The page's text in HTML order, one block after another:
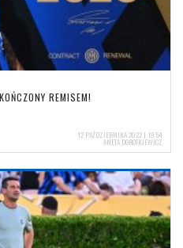
REMISEM!
12 PAŹDZIERNIKA 2022 | 19:54
ANETA DOROTKIEWICZ